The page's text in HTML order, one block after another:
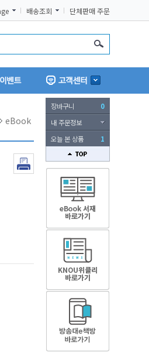
배송조회 단체판매 주문
eBook
장바구니
0
내 주문정보
오늘 본 상품
1